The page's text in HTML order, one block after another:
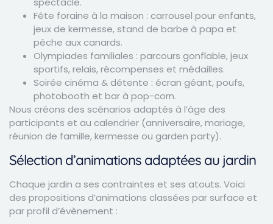
Fête foraine à la maison : carrousel pour enfants,
jeux de kermesse, stand de barbe à papa et
pêche aux canards.
Olympiades familiales : parcours gonflable, jeux
sportifs, relais, récompenses et médailles.
Soirée cinéma & détente : écran géant, poufs,
photobooth et bar à pop-corn.
Nous créons des scénarios adaptés à l’âge des
participants et au calendrier (anniversaire, mariage,
réunion de famille, kermesse ou garden party).
Sélection d’animations adaptées au jardin
Chaque jardin a ses contraintes et ses atouts. Voici
des propositions d’animations classées par surface et
par profil d’évènement :